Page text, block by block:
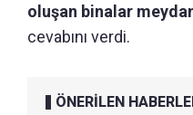
oluşan binalar
cevabını verdi.
ÖNERİLEN